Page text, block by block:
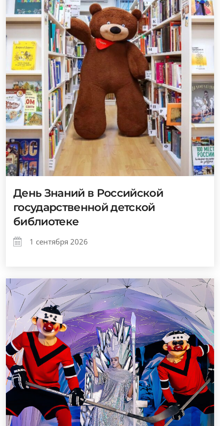
День Знаний в Российской
государственной детской
библиотеке
1 сентября 2026